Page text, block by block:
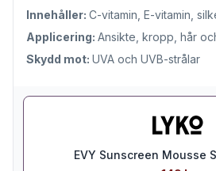
Innehåller: C-vitamin, E-vitamin,
Applicering: Ansikte, kropp, hår
Skydd mot: UVA och UVB-strålar
EVY Sunscreen Mousse